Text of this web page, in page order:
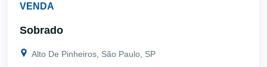
VENDA
Sobrado
Alto De Pinheiros, São Paulo, SP